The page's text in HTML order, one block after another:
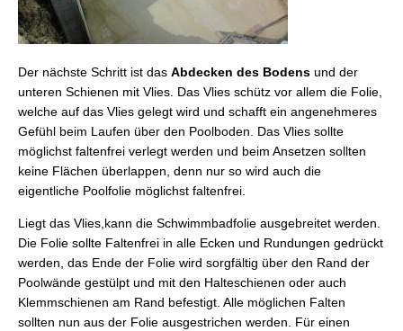
Der nächste Schritt ist das Abdecken des Bodens und der
unteren Schienen mit Vlies. Das Vlies schütz vor allem die Folie,
welche auf das Vlies gelegt wird und schafft ein angenehmeres
Gefühl beim Laufen über den Poolboden. Das Vlies sollte
möglichst faltenfrei verlegt werden und beim Ansetzen sollten
keine Flächen überlappen, denn nur so wird auch die
eigentliche Poolfolie möglichst faltenfrei.
Liegt das Vlies,kann die Schwimmbadfolie ausgebreitet werden.
Die Folie sollte Faltenfrei in alle Ecken und Rundungen gedrückt
werden, das Ende der Folie wird sorgfältig über den Rand der
Poolwände gestülpt und mit den Halteschienen oder auch
Klemmschienen am Rand befestigt. Alle möglichen Falten
sollten nun aus der Folie ausgestrichen werden. Für einen